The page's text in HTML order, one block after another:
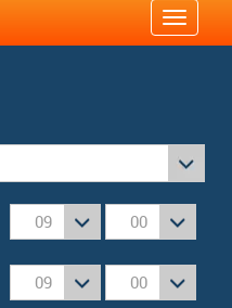
Toggle